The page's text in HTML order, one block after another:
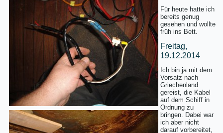
Für heute hatte ich
bereits genug
gesehen und wollte
früh ins Bett.
Freitag,
19.12.2014
Ich bin ja mit dem
Vorsatz nach
Griechenland
gereist, die Kabel
auf dem Schiff in
Ordnung zu
bringen. Dabei war
ich aber nicht
darauf vorbereitet,